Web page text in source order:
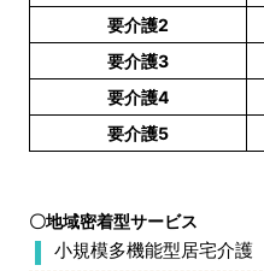
要介護2
要介護3
要介護4
要介護5
〇地域密着型サービス
小規模多機能型居宅介護